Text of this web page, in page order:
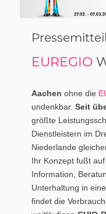
EUREGIO
Aachen ohne die
undenkbar. Seit
größte
Dienstleistern im
Niederlande
Ihr Konzept fußt
Information,
Unterhaltung in
findet die